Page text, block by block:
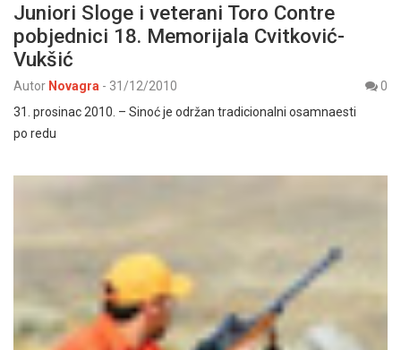
Juniori Sloge i veterani Toro Contre
pobjednici 18. Memorijala Cvitković-
Vukšić
Autor Novagra - 31/12/2010
0
31. prosinac 2010. – Sinoć je održan tradicionalni osamnaesti
po redu